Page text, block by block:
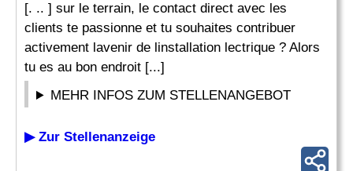
[. .. ] sur le terrain, le contact direct avec les
clients te passionne et tu souhaites contribuer
activement lavenir de linstallation lectrique ? Alors
tu es au bon endroit [...]
MEHR INFOS ZUM STELLENANGEBOT
▶ Zur Stellenanzeige